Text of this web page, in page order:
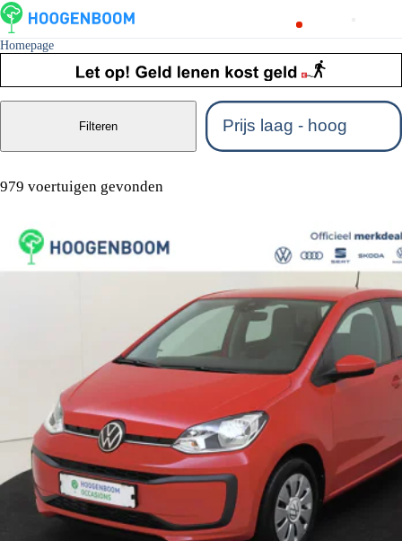
Homepage
979 voertuigen gevonden
Filteren